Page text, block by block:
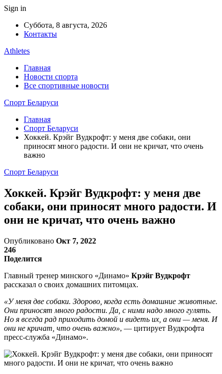
Sign in
Суббота, 8 августа, 2026
Контакты
Athletes
Главная
Новости спорта
Все спортивные новости
Спорт Беларуси
Главная
Спорт Беларуси
Хоккей. Крэйг Вудкрофт: у меня две собаки, они
приносят много радости. И они не кричат, что очень
важно
Спорт Беларуси
Хоккей. Крэйг Вудкрофт: у меня две
собаки, они приносят много радости. И
они не кричат, что очень важно
Опубликовано Окт 7, 2022
246
Поделится
Главный тренер минского «Динамо» Крэйг Вудкрофт
рассказал о своих домашних питомцах.
«У меня две собаки. Здорово, когда есть домашние животные.
Они приносят много радости. Да, с ними надо много гулять.
Но я всегда рад приходить домой и видеть их, а они — меня. И
они не кричат, что очень важно», — цитирует Вудкрофта
пресс-служба «Динамо».